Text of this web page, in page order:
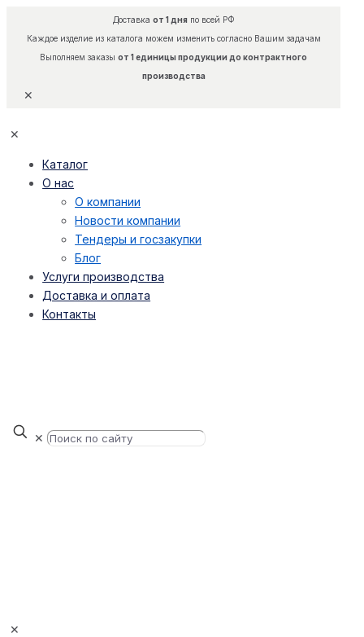
Доставка от 1 дняпо всей РФ
Каждое изделие из каталога можем изменить согласно Вашим задачам
Выполняем заказы от 1 единицы продукции до контрактного
производства
✕
✕
Каталог
О нас
О компании
Новости компании
Тендеры и госзакупки
Блог
Услуги производства
Доставка и оплата
Контакты
✕
✕